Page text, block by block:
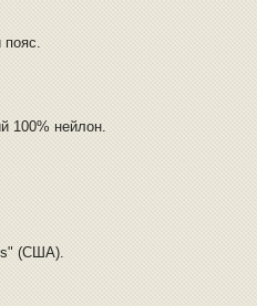
пояс.
100% нейлон.
(США).